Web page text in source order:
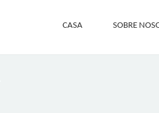
CASA SOBRE